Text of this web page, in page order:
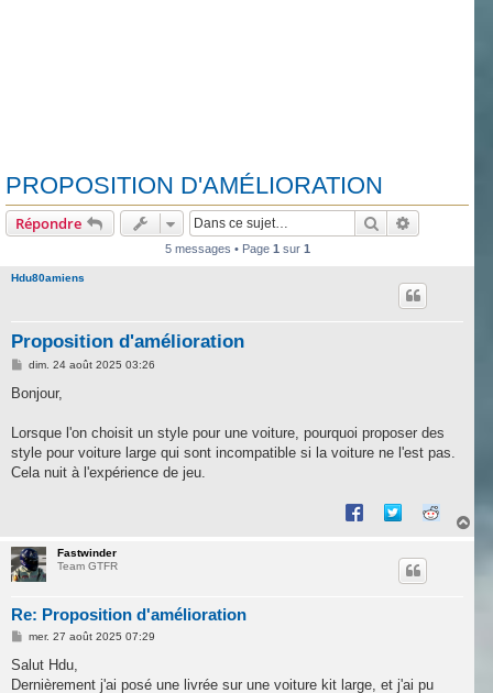
PROPOSITION D'AMÉLIORATION
Répondre Rechercher
5 messages • Page 1 sur 1
Hdu80amiens
Proposition d'amélioration
M
s
g
dim. 24 août 2025 03:26
Bonjour,
Lorsque l'on choisit un style pour une voiture, pourquoi proposer des
style pour voiture large qui sont incompatible si la voiture ne l'est pas.
Cela nuit à l'expérience de jeu.
Fastwinder
Team GTFR
Re: Proposition d'amélioration
M
s
a
mer. 27 août 2025 07:29
Salut Hdu,
Dernièrement j'ai posé une livrée sur une voiture kit large, et j'ai pu